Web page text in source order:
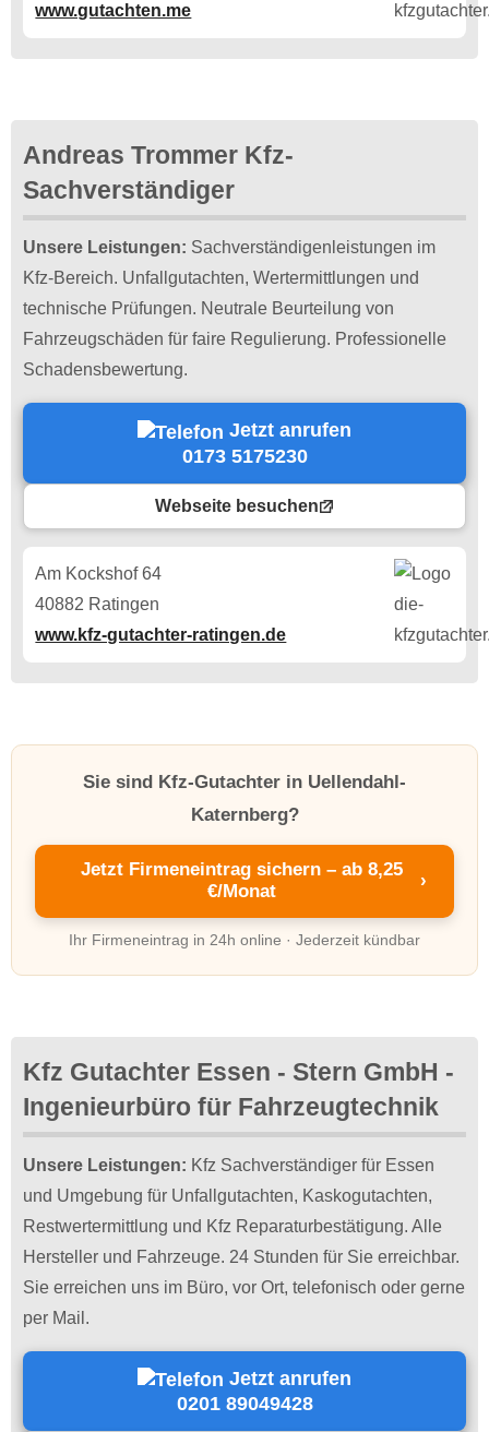
www.gutachten.me
Andreas Trommer Kfz-
Sachverständiger
Unsere Leistungen: Sachverständigenleistungen im
Kfz-Bereich. Unfallgutachten, Wertermittlungen und
technische Prüfungen. Neutrale Beurteilung von
Fahrzeugschäden für faire Regulierung. Professionelle
Schadensbewertung.
Jetzt anrufen
0173 5175230
Webseite besuchen
Am Kockshof 64
40882 Ratingen
www.kfz-gutachter-ratingen.de
Sie sind Kfz-Gutachter in Uellendahl-
Katernberg?
Jetzt Firmeneintrag sichern – ab 8,25
€/Monat
›
Ihr Firmeneintrag in 24h online · Jederzeit kündbar
Kfz Gutachter Essen - Stern GmbH -
Ingenieurbüro für Fahrzeugtechnik
Unsere Leistungen: Kfz Sachverständiger für Essen
und Umgebung für Unfallgutachten, Kaskogutachten,
Restwertermittlung und Kfz Reparaturbestätigung. Alle
Hersteller und Fahrzeuge. 24 Stunden für Sie erreichbar.
Sie erreichen uns im Büro, vor Ort, telefonisch oder gerne
per Mail.
Jetzt anrufen
0201 89049428